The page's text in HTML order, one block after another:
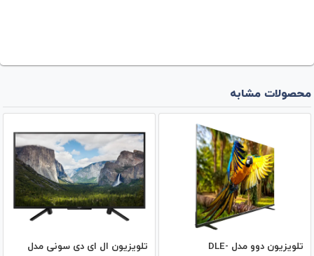
محصولات مشابه
تلویزیون دوو مدل DLE-
تلویزیون ال ای دی سونی مدل